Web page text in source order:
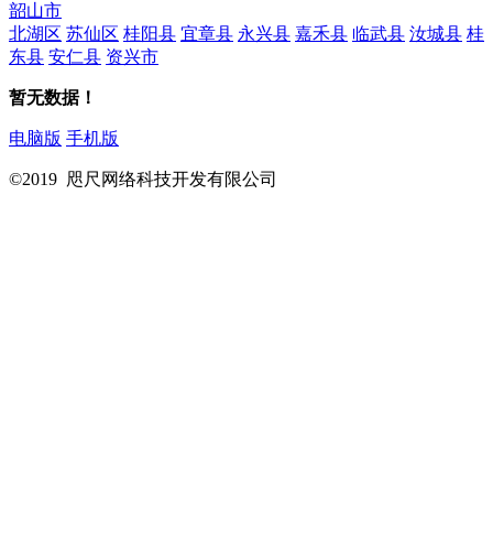
韶山市
北湖区 苏仙区 桂阳县 宜章县 永兴县 嘉禾县 临武县 汝城县 桂
东县 安仁县 资兴市
暂无数据！
电脑版 手机版
©2019 咫尺网络科技开发有限公司